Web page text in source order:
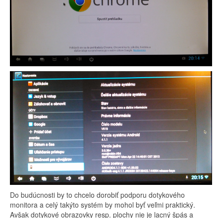
Do budúcnosti by to chcelo dorobiť podporu dotykového
monitora a celý takýto systém by mohol byť veľmi praktický.
Avšak dotykové obrazovky resp. plochy nie je lacný špás a